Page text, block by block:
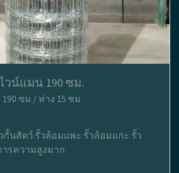
น์แมน 190 ซม.
ซม / ห่าง 15 ซม
กั้นสัตว์ รั้วล้อมแพะ รั้วล้อมแกะ รั้ว
รความสูงมาก